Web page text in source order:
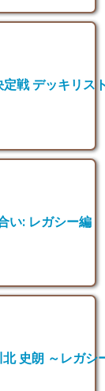
戦 デッキリス
い: レガシー編
史朗 ～レガシ